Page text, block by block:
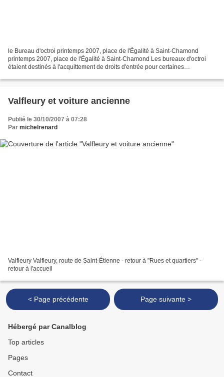
le Bureau d'octroi printemps 2007, place de l'Égalité à Saint-Chamond
printemps 2007, place de l'Égalité à Saint-Chamond Les bureaux d'octroi
étaient destinés à l'acquittement de droits d'entrée pour certaines
Valfleury et voiture ancienne
Publié le 30/10/2007 à 07:28
Par michelrenard
Valfleury Valfleury, route de Saint-Étienne - retour à "Rues et quartiers" -
retour à l'accueil
< Page précédente Page suivante >
Hébergé par Canalblog
Top articles
Pages
Contact